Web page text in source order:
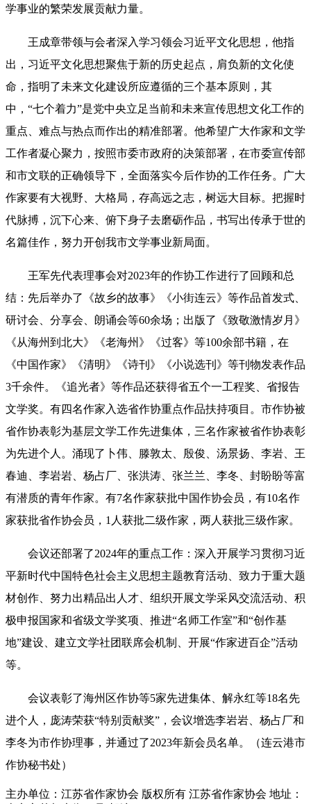
学事业的繁荣发展贡献力量。
王成章带领与会者深入学习领会习近平文化思想，他指
出，习近平文化思想聚焦于新的历史起点，肩负新的文化使
命，指明了未来文化建设所应遵循的三个基本原则，其
中，“七个着力”是党中央立足当前和未来宣传思想文化工作的
重点、难点与热点而作出的精准部署。他希望广大作家和文学
工作者凝心聚力，按照市委市政府的决策部署，在市委宣传部
和市文联的正确领导下，全面落实今后作协的工作任务。广大
作家要有大视野、大格局，存高远之志，树远大目标。把握时
代脉搏，沉下心来、俯下身子去磨砺作品，书写出传承于世的
名篇佳作，努力开创我市文学事业新局面。
王军先代表理事会对2023年的作协工作进行了回顾和总
结：先后举办了《故乡的故事》《小街连云》等作品首发式、
研讨会、分享会、朗诵会等60余场；出版了《致敬激情岁月》
《从海州到北大》《老海州》《过客》等100余部书籍，在
《中国作家》《清明》《诗刊》《小说选刊》等刊物发表作品
3千余件。《追光者》等作品还获得省五个一工程奖、省报告
文学奖。有四名作家入选省作协重点作品扶持项目。市作协被
省作协表彰为基层文学工作先进集体，三名作家被省作协表彰
为先进个人。涌现了卜伟、滕敦太、殷俊、汤景扬、李岩、王
春迪、李岩岩、杨占厂、张洪涛、张兰兰、李冬、封盼盼等富
有潜质的青年作家。有7名作家获批中国作协会员，有10名作
家获批省作协会员，1人获批二级作家，两人获批三级作家。
会议还部署了2024年的重点工作：深入开展学习贯彻习近
平新时代中国特色社会主义思想主题教育活动、致力于重大题
材创作、努力出精品出人才、组织开展文学采风交流活动、积
极申报国家和省级文学奖项、推进“名师工作室”和“创作基
地”建设、建立文学社团联席会机制、开展“作家进百企”活动
等。
会议表彰了海州区作协等5家先进集体、解永红等18名先
进个人，庞涛荣获“特别贡献奖”，会议增选李岩岩、杨占厂和
李冬为市作协理事，并通过了2023年新会员名单。（连云港市
作协秘书处）
主办单位：江苏省作家协会 版权所有 江苏省作家协会 地址：